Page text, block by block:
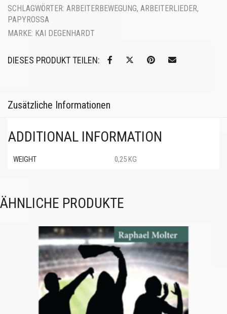
SCHLAGWÖRTER: ARBEITERBEWEGUNG, ARBEITERLIEDER,
PAPYROSSA
MARKE: KAI DEGENHARDT
DIESES PRODUKT TEILEN:
Zusätzliche Informationen
ADDITIONAL INFORMATION
WEIGHT 0,25 KG
ÄHNLICHE PRODUKTE